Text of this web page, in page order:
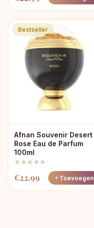
Bestseller
Afnan Souvenir Desert
Rose Eau de Parfum
100ml
€22,99 Toevoegen